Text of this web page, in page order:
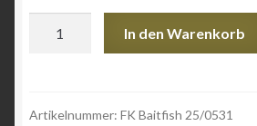
In den Warenkorb
Artikelnummer: FK Baitfish 25/0531